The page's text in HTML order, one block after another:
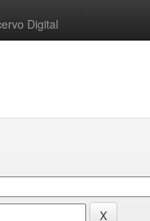
Digital